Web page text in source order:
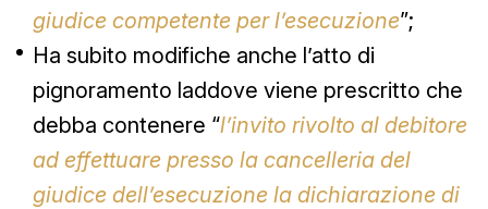
giudice competente per l’esecuzione”;
Ha subito modifiche anche l’atto di
pignoramento laddove viene prescritto che
debba contenere “l’invito rivolto al debitore
ad effettuare presso la cancelleria del
giudice dell’esecuzione la dichiarazione di